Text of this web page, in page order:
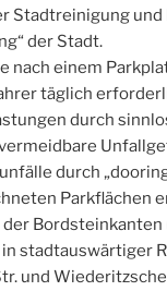
Stadtreinigung
der Stadt.
nach einem
täglich
durch
durch
Parkflächen
Bordsteinkanten
stadtauswärtiger
und